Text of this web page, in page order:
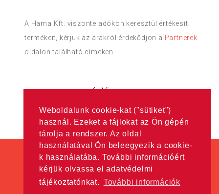
Weboldalunk cookie-kat ("sütiket")
használ. Ezeket a fájlokat az Ön gépén
tárolja a rendszer. Az oldal
használatával Ön beleegyezik a cookie-
k használatába. További információért
kérjük olvassa el adatvédelmi
tájékoztatónkat. További információk
A Hama Kft. viszonteladókon keresztül értékesíti
termékeit, kérjük az árakról érdekődjön a Partnerek
oldalon található címeken.
Vissza
Minden jog fenntartva! © Hama Kft. 2016